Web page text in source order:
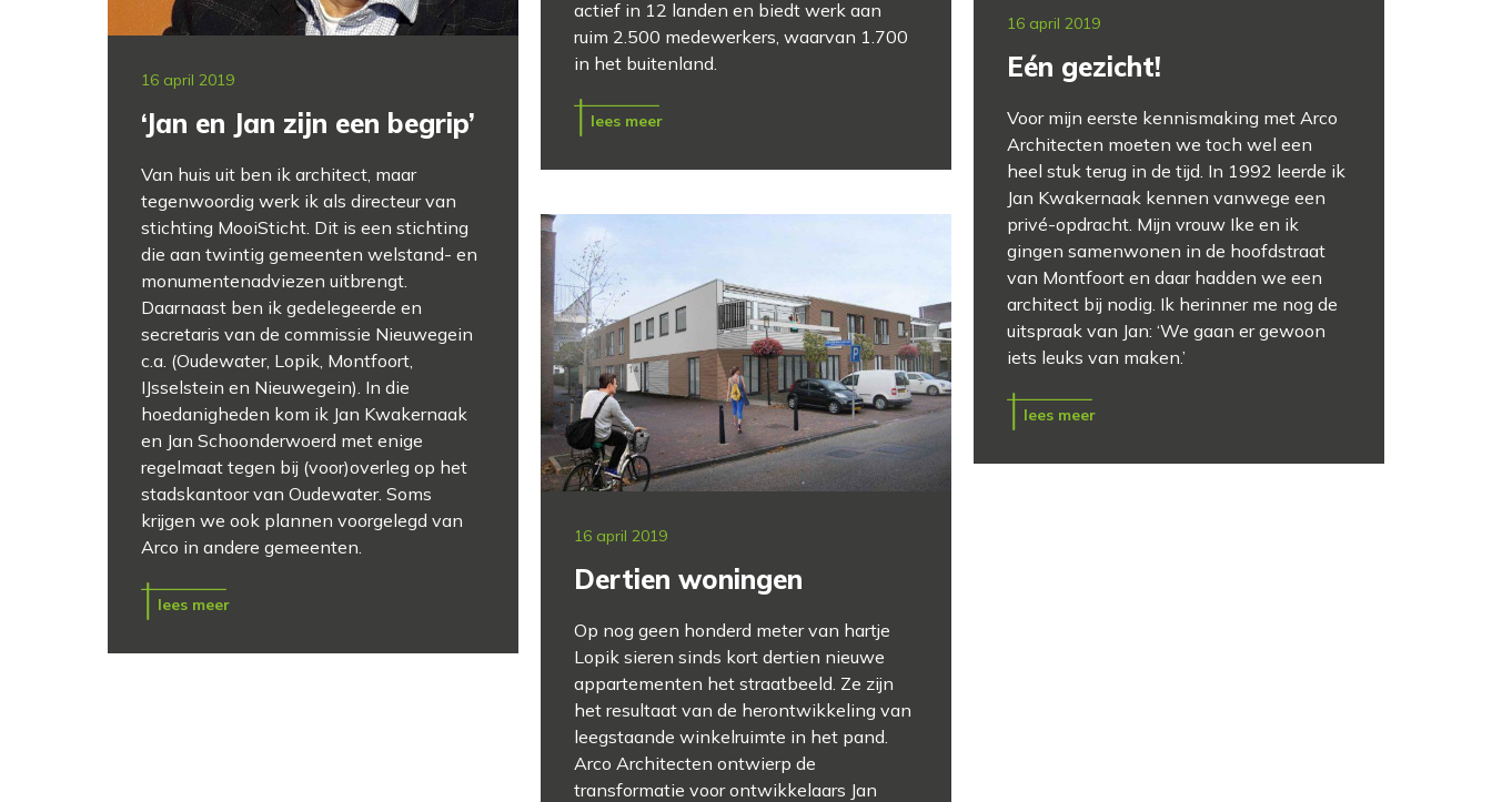
actief in 12 landen en biedt werk aan
ruim 2.500 medewerkers, waarvan 1.700
in het buitenland.
lees meer
16 april 2019
Eén gezicht!
Voor mijn eerste kennismaking met Arco
Architecten moeten we toch wel een
heel stuk terug in de tijd. In 1992 leerde ik
Jan Kwakernaak kennen vanwege een
privé-opdracht. Mijn vrouw Ike en ik
gingen samenwonen in de hoofdstraat
van Montfoort en daar hadden we een
architect bij nodig. Ik herinner me nog de
uitspraak van Jan: ‘We gaan er gewoon
iets leuks van maken.’
lees meer
16 april 2019
‘Jan en Jan zijn een begrip’
Van huis uit ben ik architect, maar
tegenwoordig werk ik als directeur van
stichting MooiSticht. Dit is een stichting
die aan twintig gemeenten welstand- en
monumentenadviezen uitbrengt.
Daarnaast ben ik gedelegeerde en
secretaris van de commissie Nieuwegein
c.a. (Oudewater, Lopik, Montfoort,
IJsselstein en Nieuwegein). In die
hoedanigheden kom ik Jan Kwakernaak
en Jan Schoonderwoerd met enige
regelmaat tegen bij (voor)overleg op het
stadskantoor van Oudewater. Soms
krijgen we ook plannen voorgelegd van
Arco in andere gemeenten.
lees meer
16 april 2019
Dertien woningen
Op nog geen honderd meter van hartje
Lopik sieren sinds kort dertien nieuwe
appartementen het straatbeeld. Ze zijn
het resultaat van de herontwikkeling van
leegstaande winkelruimte in het pand.
Arco Architecten ontwierp de
transformatie voor ontwikkelaars Jan